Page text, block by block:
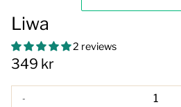
Liwa
2 reviews
349 kr
-